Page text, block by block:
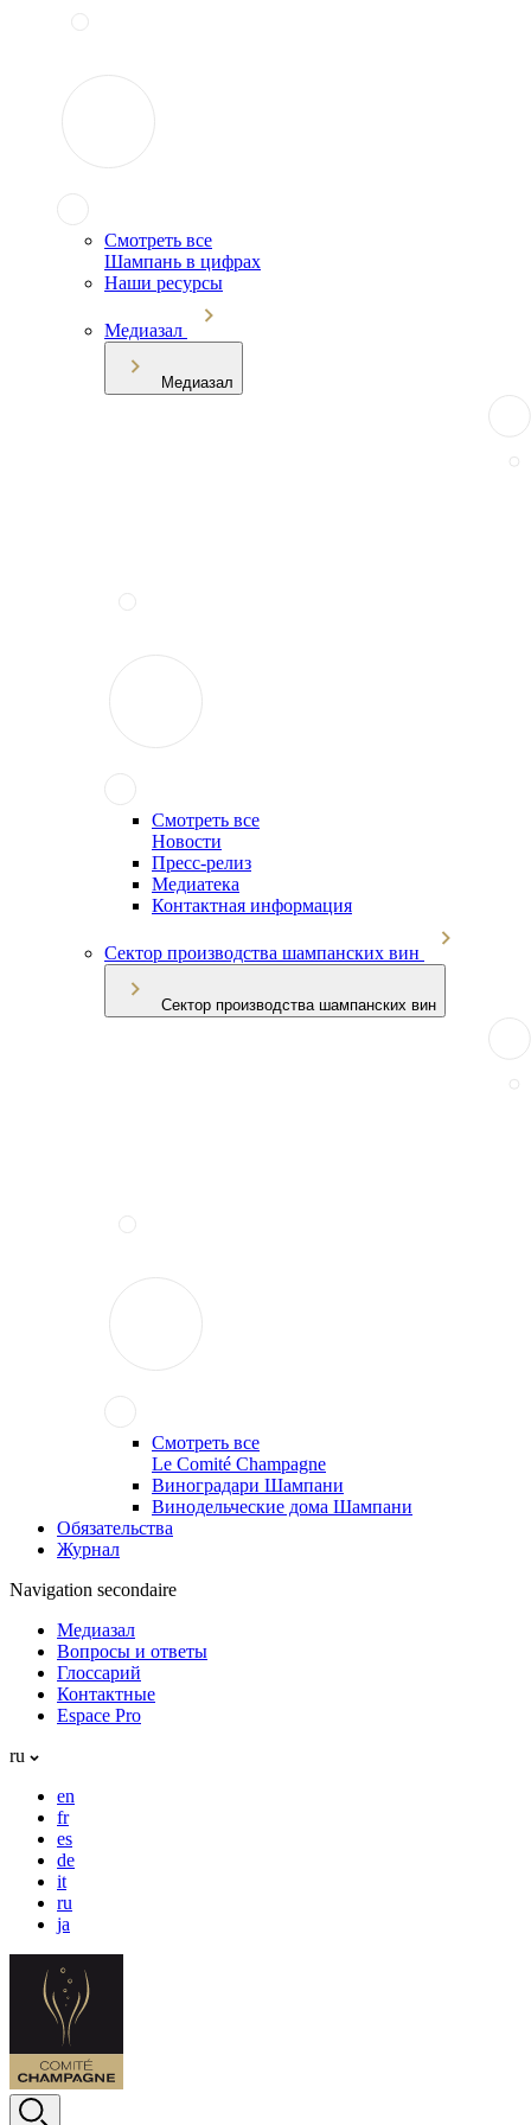
Смотреть все
Шампань в цифрах
Наши ресурсы
Медиазал
Медиазал
Смотреть все
Новости
Пресс-релиз
Медиатека
Контактная информация
Сектор производства шампанских вин
Сектор производства шампанских вин
Смотреть все
Le Comité Champagne
Виноградари Шампани
Винодельческие дома Шампани
Обязательства
Журнал
Navigation secondaire
Медиазал
Вопросы и ответы
Глоссарий
Контактные
Espace Pro
ru
en
fr
es
de
it
ru
ja